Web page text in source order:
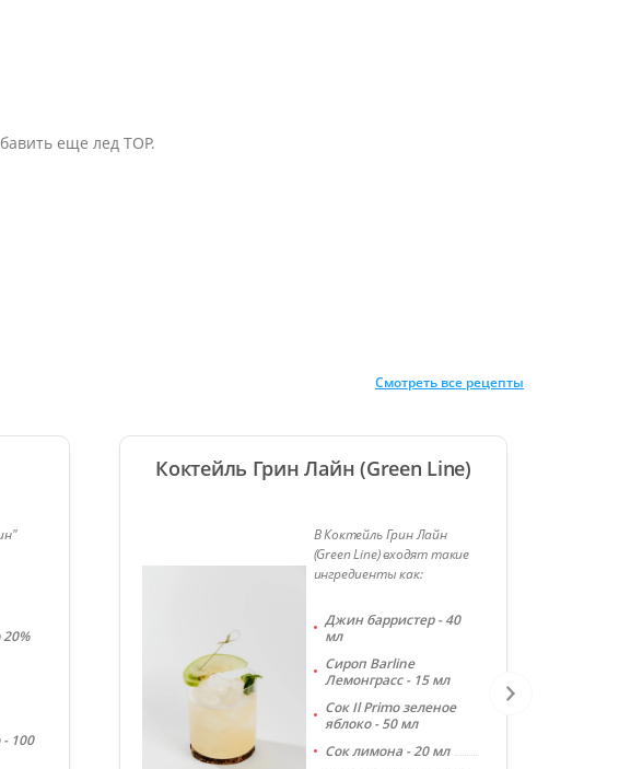
еще лед TOP.
Смотреть все рецепты
100
Коктейль Грин Лайн (Green Line)
В Коктейль Грин Лайн
(Green Line) входят такие
ингредиенты как:
Джин барристер - 40
мл
Сироп Barline
Лемонграсс - 15 мл
Сок Il Primo зеленое
яблоко - 50 мл
Сок лимона - 20 мл